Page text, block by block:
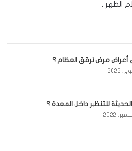
الظهر .
مرض ترقق العظام ؟
للتنظير داخل المعدة ؟